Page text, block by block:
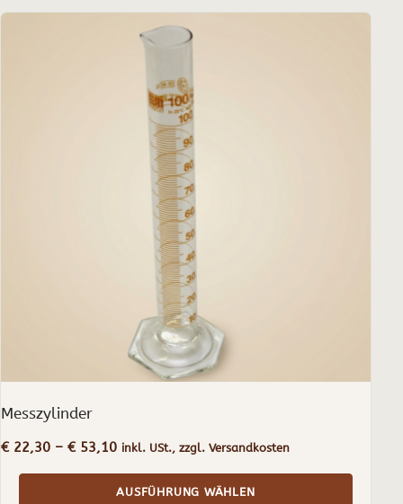
Messzylinder
€22,30 – €53,10Preisspanne:
bis
inkl. USt., zzgl. Versandkosten
AUSFÜHRUNG WÄHLEN